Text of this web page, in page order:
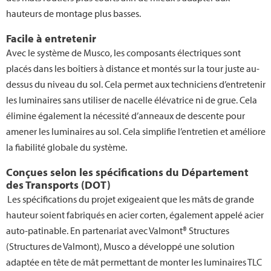
hauteurs de montage plus basses.
Facile à entretenir
Avec le système de Musco, les composants électriques sont
placés dans les boîtiers à distance et montés sur la tour juste au-
dessus du niveau du sol. Cela permet aux techniciens d’entretenir
les luminaires sans utiliser de nacelle élévatrice ni de grue. Cela
élimine également la nécessité d’anneaux de descente pour
amener les luminaires au sol. Cela simplifie l’entretien et améliore
la fiabilité globale du système.
Conçues selon les spécifications du Département
des Transports (DOT)
Les spécifications du projet exigeaient que les mâts de grande
hauteur soient fabriqués en acier corten, également appelé acier
auto-patinable. En partenariat avec Valmont® Structures
(Structures de Valmont), Musco a développé une solution
adaptée en tête de mât permettant de monter les luminaires TLC